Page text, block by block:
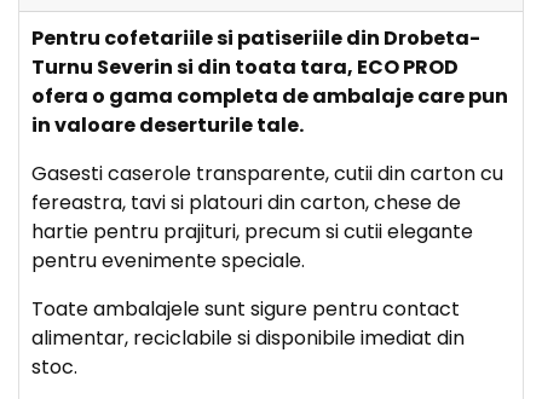
Pentru cofetariile si patiseriile din Drobeta-
Turnu Severin si din toata tara, ECO PROD
ofera o gama completa de ambalaje care pun
in valoare deserturile tale.
Gasesti caserole transparente, cutii din carton cu
fereastra, tavi si platouri din carton, chese de
hartie pentru prajituri, precum si cutii elegante
pentru evenimente speciale.
Toate ambalajele sunt sigure pentru contact
alimentar, reciclabile si disponibile imediat din
stoc.